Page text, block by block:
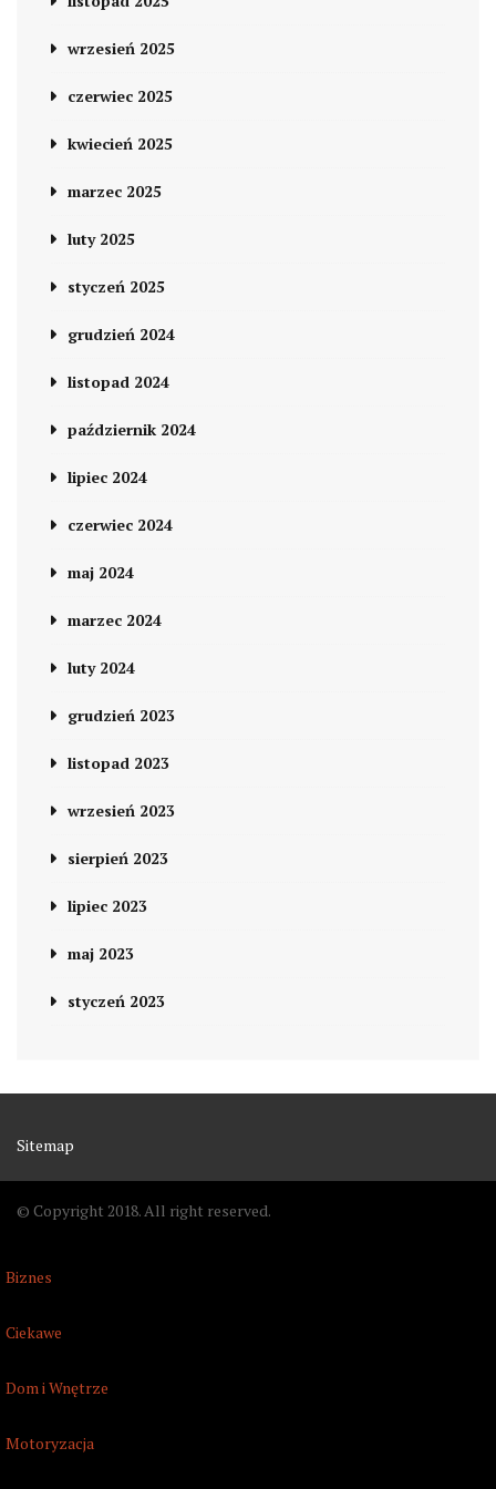
wrzesień 2025
czerwiec 2025
kwiecień 2025
marzec 2025
luty 2025
styczeń 2025
grudzień 2024
listopad 2024
październik 2024
lipiec 2024
czerwiec 2024
maj 2024
marzec 2024
luty 2024
grudzień 2023
listopad 2023
wrzesień 2023
sierpień 2023
lipiec 2023
maj 2023
styczeń 2023
Sitemap
© Copyright 2018. All right reserved.
Biznes
Ciekawe
Dom i Wnętrze
Motoryzacja